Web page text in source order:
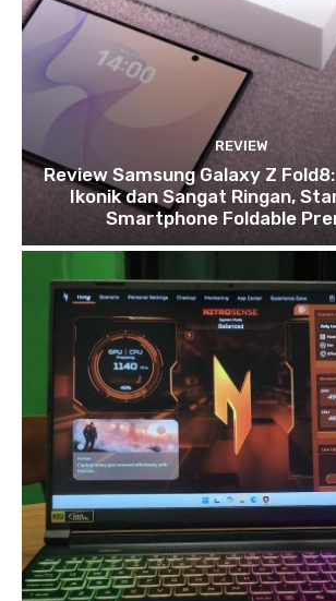
REVIEW
Review Samsung Galaxy Z
Ikonik dan Sangat Ringan,
Smartphone Foldable